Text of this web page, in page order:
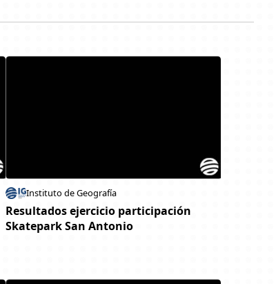
Instituto de Geografía
Resultados ejercicio participación
Skatepark San Antonio